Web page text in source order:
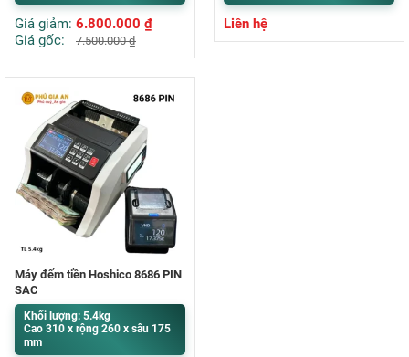
Giá giảm: 6.800.000 ₫
Giá gốc:
7.500.000₫
Liên hệ
Máy đếm tiền Hoshico 8686 PIN
SẠC
Khối lượng: 5.4kg
Cao 310 x rộng 260 x sâu 175
mm